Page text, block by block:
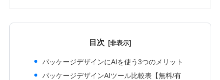
目次
パッケージデザインにAIを使う3つのメリット
パッケージデザインAIツール比較表【無料/有